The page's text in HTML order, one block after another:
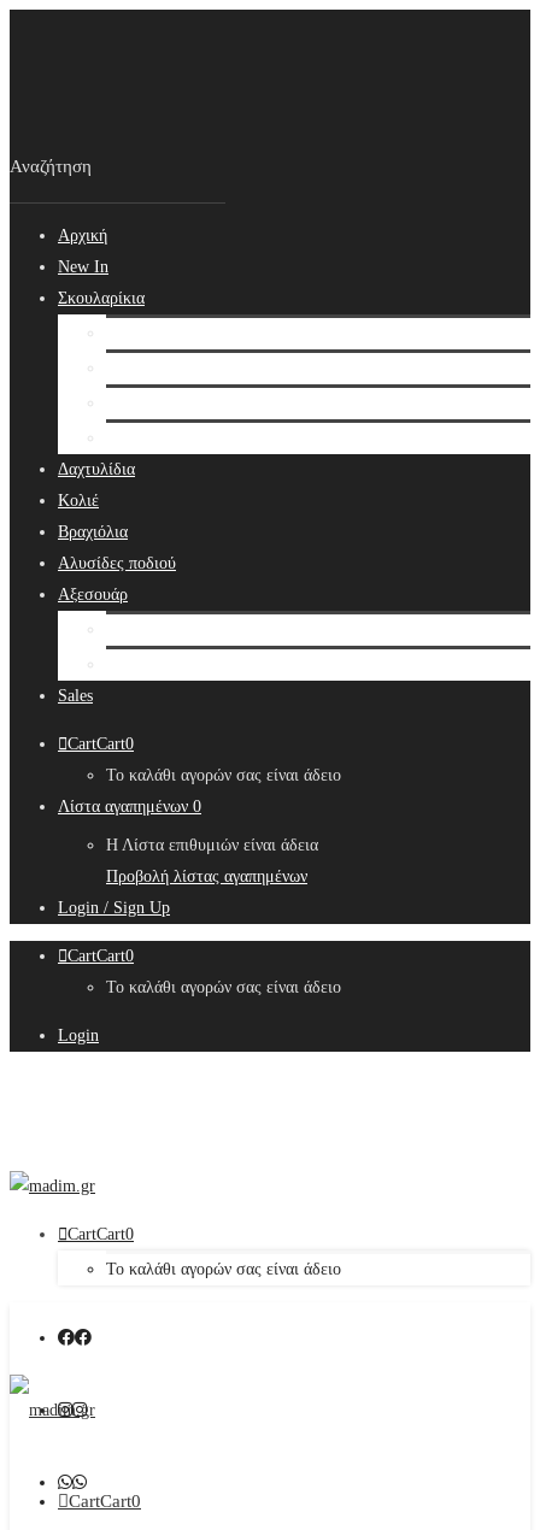
Αρχική
New In
Σκουλαρίκια
Δαχτυλίδια
Κολιέ
Βραχιόλια
Αλυσίδες ποδιού
Αξεσουάρ
Sales
CartCart0
Το καλάθι αγορών σας είναι άδειο
Λίστα αγαπημένων 0
Η Λίστα επιθυμιών είναι άδεια
Προβολή λίστας αγαπημένων
Login / Sign Up
CartCart0
Το καλάθι αγορών σας είναι άδειο
Login
CartCart0
Το καλάθι αγορών σας είναι άδειο
CartCart0